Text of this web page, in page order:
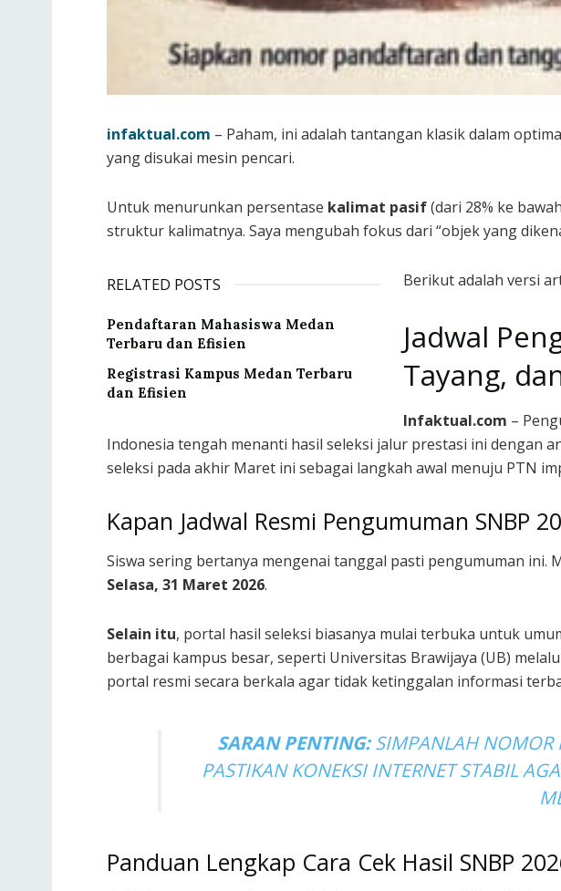
infaktual.com – Paham, ini adalah tantangan klasik dalam
yang disukai mesin pencari.
Untuk menurunkan persentase kalimat pasif(dari 28% ke
struktur kalimatnya. Saya mengubah fokus dari “objek yang
RELATED POSTS
Pendaftaran Mahasiswa Medan
Terbaru dan Efisien
Registrasi Kampus Medan Terbaru
dan Efisien
Berikut adalah versi
Jadwal
Tayang,
Infaktual.com –
Indonesia tengah menanti hasil seleksi jalur prestasi ini dengan
seleksi pada akhir Maret ini sebagai langkah awal menuju PTN
Kapan Jadwal Resmi Pengumuman SNBP
Siswa sering bertanya mengenai tanggal pasti pengumuman ini.
Selasa, 31 Maret 2026.
Selain itu, portal hasil seleksi biasanya mulai terbuka untuk
berbagai kampus besar, seperti Universitas Brawijaya (UB)
portal resmi secara berkala agar tidak ketinggalan informasi
SARAN PENTING:SIMPANLAH NOMOR
PASTIKAN KONEKSI INTERNET STABIL
Panduan Lengkap Cara Cek Hasil SNBP